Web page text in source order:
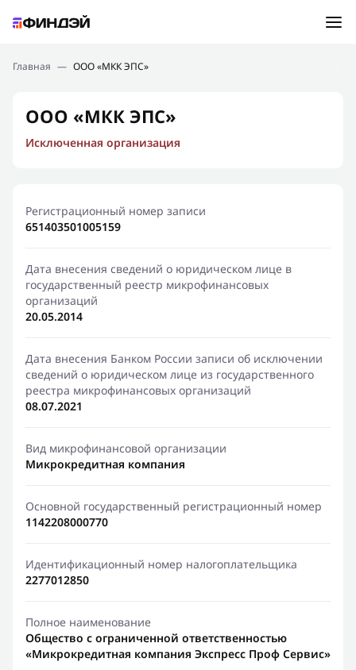
Подбор займа
Новости
Финансовое просвещение
Главная — ООО «МКК ЭПС»
ООО «МКК ЭПС»
Исключенная организация
Регистрационный номер записи
651403501005159
Дата внесения сведений о юридическом лице в
государственный реестр микрофинансовых
организаций
20.05.2014
Дата внесения Банком России записи об исключении
сведений о юридическом лице из государственного
реестра микрофинансовых организаций
08.07.2021
Вид микрофинансовой организации
Микрокредитная компания
Основной государственный регистрационный номер
1142208000770
Идентификационный номер налогоплательщика
2277012850
Полное наименование
Общество с ограниченной ответственностью
«Микрокредитная компания Экспресс Проф Сервис»
Ошибка:Контактная форма не найдена.
Спасибо, что написали нам
Мы свяжемся с Вами в ближайшее время и сообщим
результат
Отправить новый запрос